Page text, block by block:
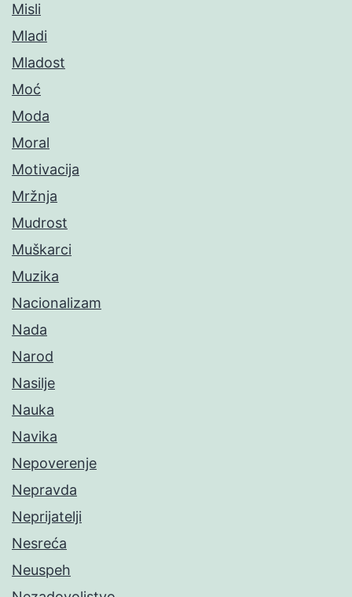
Misli
Mladi
Mladost
Moć
Moda
Moral
Motivacija
Mržnja
Mudrost
Muškarci
Muzika
Nacionalizam
Nada
Narod
Nasilje
Nauka
Navika
Nepoverenje
Nepravda
Neprijatelji
Nesreća
Neuspeh